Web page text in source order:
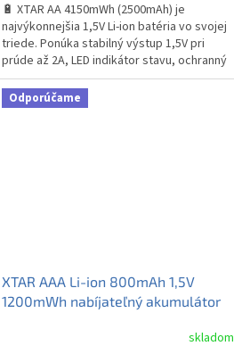
🔋 XTAR AA 4150mWh (2500mAh) je
najvýkonnejšia 1,5V Li-ion batéria vo svojej
triede. Ponúka stabilný výstup 1,5V pri
prúde až 2A, LED indikátor stavu, ochranný
smart chip a výdrž...
Odporúčame
XTAR AAA Li-ion 800mAh 1,5V
1200mWh nabíjateľný akumulátor
skladom